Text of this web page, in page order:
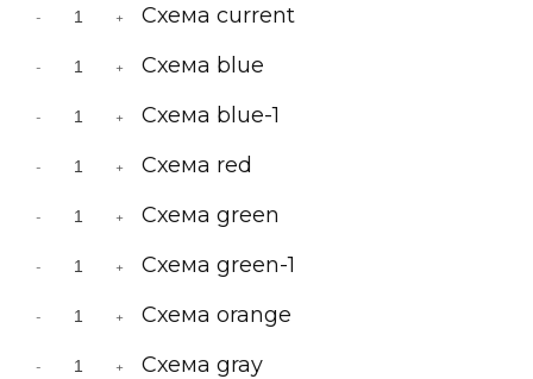
- + Схема current
- + Схема blue
- + Схема blue-1
- + Схема red
- + Схема green
- + Схема green-1
- + Схема orange
- + Схема gray